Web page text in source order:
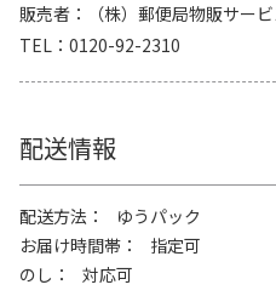
販売者
（株）郵便局物販サー
TEL
0120-92-2310
配送情報
配送方法
ゆうパック
お届け時間帯
指定可
のし
対応可